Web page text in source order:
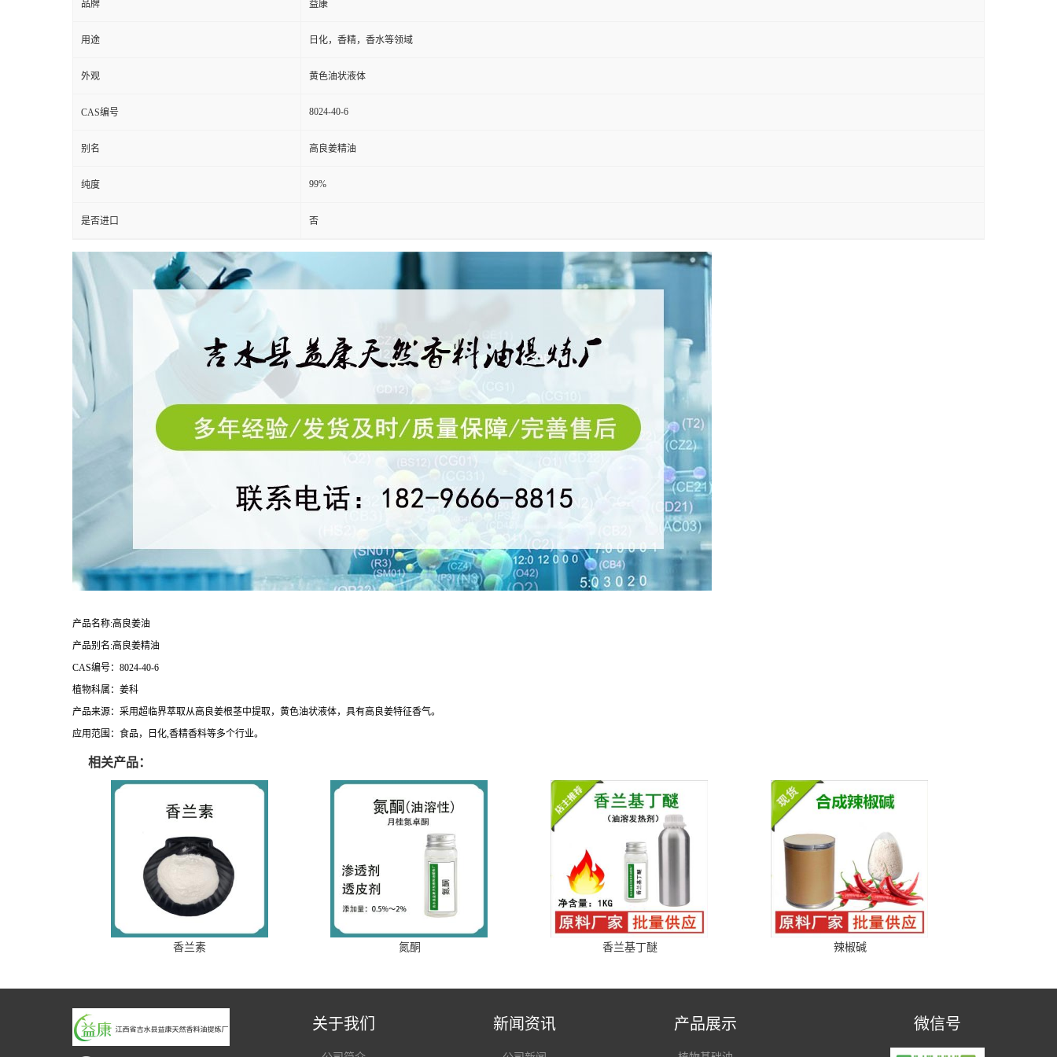
品牌 益康
用途 日化，香精，香水等领域
外观 黄色油状液体
CAS编号 8024-40-6
别名 高良姜精油
纯度 99%
是否进口 否
产品名称:高良姜油
产品别名:高良姜精油
CAS编号：8024-40-6
植物科属：姜科
产品来源：采用超临界萃取从高良姜根茎中提取， 黄色油状液体，具有高良姜特征香气。
应用范围：食品，日 化,香精香料等多个行业。
相关产品：
香兰素 氮酮 香兰基丁醚 辣椒碱
关于我们 新闻资讯 产品展示 微信号